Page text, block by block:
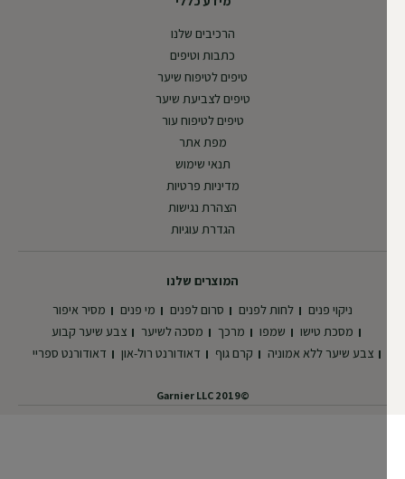
המוצרים שלנו
ניקוי פנים
לחות לפנים סרום לפנים מי פנים
מסיר איפור
מסכת טישו
שמפו מרכך מסכה לשיער
צבע שיער קבוע
צבע שיער ללא אמוניה
קרם גוף דאודורנט רול-און דאודורנט ספריי
הרכיבים שלנו
כתבות וטיפים
טיפים לטיפוח שיער
טיפים לצביעת שיער
טיפים לטיפוח עור
מפת אתר
תנאי שימוש
מדיניות פרטיות
הצהרת נגישות
הגדרת עוגיות